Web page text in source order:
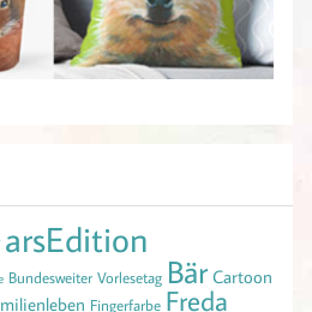
arsEdition
Bundesweiter Vorlesetag Bär Cartoon
Fingerfarbe Freda